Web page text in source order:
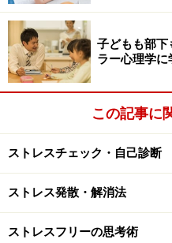
す。
3．空の巣症候群
子どもの巣立ちと共に親
けなく親から離れ、親を
き、特に母親は、「何の
から青年期にかけて精神
で親から自立するときに
しくは、「子の自立後の
子どもも部下
ラー心理学
この記事に
ストレスチェック・自己診断
ストレス発散・解消法
ストレスフリーの思考術